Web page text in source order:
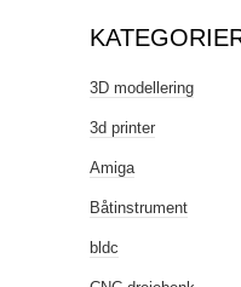
3D modellering
3d printer
Amiga
Båtinstrument
bldc